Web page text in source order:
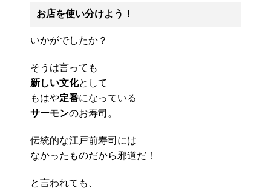
お店を使い分けよう！
いかがでしたか？
そうは言っても
新しい文化として
もはや定番になっている
サーモンのお寿司。
伝統的な江戸前寿司には
なかったものだから邪道だ！
と言われても、